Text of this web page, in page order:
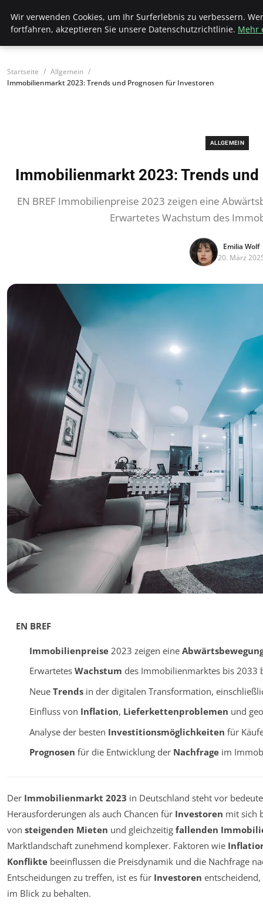
Bistro Grammophon
Startseite
Allgemein
Immobilienmarkt 2023: Trends und Prognosen für Investoren
ALLGEMEIN
Immobilienmarkt 2023: Trends
EN BREF Immobilienpreise 2023 zeigen eine
Erwartetes Wachstum des
Emilia Wolf
20. März
EN BREF
Immobilienpreise2023 zeigen eine
Erwartetes Wachstum des Immobilienmarktes bis 2033
Neue Trendsin der digitalen Transformation,
Einfluss von Inflation, Lieferkettenproblemen und
Analyse der besten Investitionsmöglichkeiten für
Prognosen für die Entwicklung der Nachfrageim
Der Immobilienmarkt 2023 in Deutschland steht vor
Herausforderungen als auch Chancen für Investoren mit sich
von steigenden Mieten und gleichzeitig fallenden
Marktlandschaft zunehmend komplexer. Faktoren wie
Konflikte beeinflussen die Preisdynamik und die Nachfrage
Entscheidungen zu treffen, ist es für Investoren
im Blick zu behalten.
Wir verwenden Cookies, um Ihr Surferlebnis zu verbessern.
fortfahren, akzeptieren Sie unsere Datenschutzrichtlinie. Mehr